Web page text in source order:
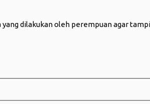
dilakukan oleh perempuan agar